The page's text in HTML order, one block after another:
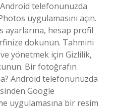
telefonunuzda
uygulamasını açın.
ayarlarına, hesap profil
dokunun. Tahmini
yönetmek için Gizlilik,
Bir fotoğrafın
Android telefonunuzda
Google
uygulamasına bir resim